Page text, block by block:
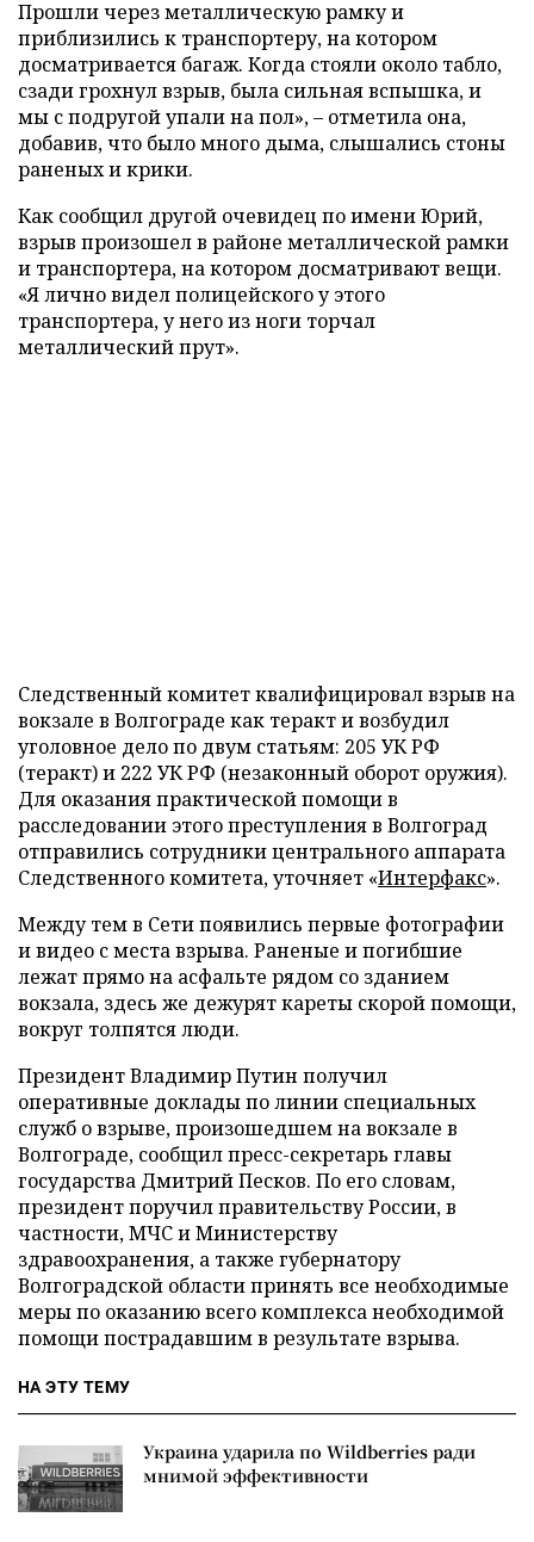
Прошли через металлическую рамку и
приблизились к транспортеру, на котором
досматривается багаж. Когда стояли около табло,
сзади грохнул взрыв, была сильная вспышка, и
мы с подругой упали на пол», – отметила она,
добавив, что было много дыма, слышались стоны
раненых и крики.
Как сообщил другой очевидец по имени Юрий,
взрыв произошел в районе металлической рамки
и транспортера, на котором досматривают вещи.
«Я лично видел полицейского у этого
транспортера, у него из ноги торчал
металлический прут».
Следственный комитет квалифицировал взрыв на
вокзале в Волгограде как теракт и возбудил
уголовное дело по двум статьям: 205 УК РФ
(теракт) и 222 УК РФ (незаконный оборот оружия).
Для оказания практической помощи в
расследовании этого преступления в Волгоград
отправились сотрудники центрального аппарата
Следственного комитета, уточняет «Интерфакс».
Между тем в Сети появились первые фотографии
и видео с места взрыва. Раненые и погибшие
лежат прямо на асфальте рядом со зданием
вокзала, здесь же дежурят кареты скорой помощи,
вокруг толпятся люди.
Президент Владимир Путин получил
оперативные доклады по линии специальных
служб о взрыве, произошедшем на вокзале в
Волгограде, сообщил пресс-секретарь главы
государства Дмитрий Песков. По его словам,
президент поручил правительству России, в
частности, МЧС и Министерству
здравоохранения, а также губернатору
Волгоградской области принять все необходимые
меры по оказанию всего комплекса необходимой
помощи пострадавшим в результате взрыва.
НА ЭТУ ТЕМУ
Украина ударила по Wildberries ради
мнимой эффективности